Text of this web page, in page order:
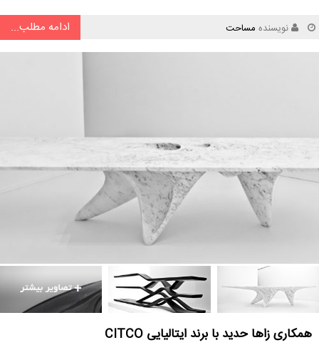
نویسنده مساحت ادامه مطلب...
همکاری زاها حدید با برند ایتالیایی CITCO